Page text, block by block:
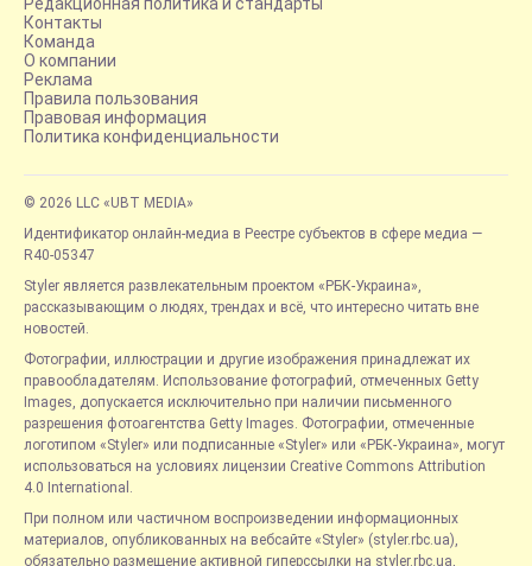
Редакционная политика и стандарты
Контакты
Команда
О компании
Реклама
Правила пользования
Правовая информация
Политика конфиденциальности
© 2026 LLC «UBT MEDIA»
Идентификатор онлайн-медиа в Реестре субъектов в сфере медиа —
R40-05347
Styler является развлекательным проектом «РБК-Украина»,
рассказывающим о людях, трендах и всё, что интересно читать вне
новостей.
Фотографии, иллюстрации и другие изображения принадлежат их
правообладателям. Использование фотографий, отмеченных Getty
Images, допускается исключительно при наличии письменного
разрешения фотоагентства Getty Images. Фотографии, отмеченные
логотипом «Styler» или подписанные «Styler» или «РБК-Украина», могут
использоваться на условиях лицензии Creative Commons Attribution
4.0 International.
При полном или частичном воспроизведении информационных
материалов, опубликованных на вебсайте «Styler» (styler.rbc.ua),
обязательно размещение активной гиперссылки на styler.rbc.ua,